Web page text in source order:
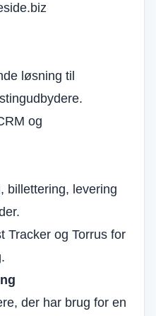
løsning til
og
billettering, levering
Tracker og Torrus for
der har brug for en